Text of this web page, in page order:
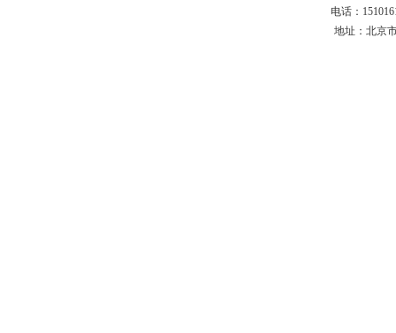
电话：
地址：北京